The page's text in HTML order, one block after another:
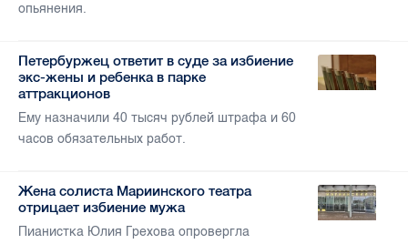
опьянения.
Петербуржец ответит в суде за избиение
экс-жены и ребенка в парке
аттракционов
Ему назначили 40 тысяч рублей штрафа и 60
часов обязательных работ.
Жена солиста Мариинского театра
отрицает избиение мужа
Пианистка Юлия Грехова опровергла